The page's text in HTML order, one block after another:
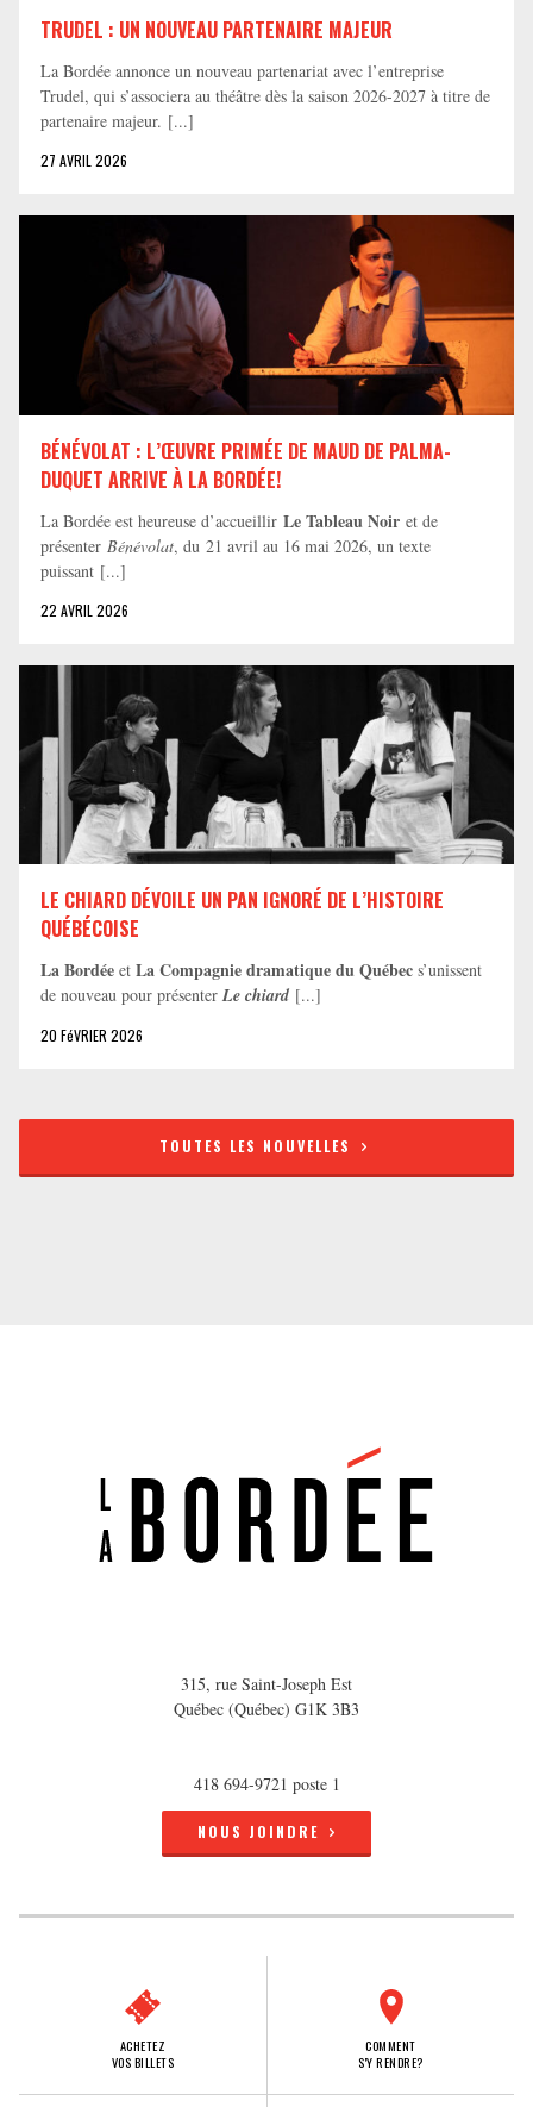
TRUDEL : UN NOUVEAU PARTENAIRE MAJEUR
La Bordée annonce un nouveau partenariat avec l’entreprise
Trudel, qui s’associera au théâtre dès la saison 2026-2027 à titre de
partenaire majeur. [...]
27 AVRIL 2026
BÉNÉVOLAT : L’ŒUVRE PRIMÉE DE MAUD DE PALMA-
DUQUET ARRIVE À LA BORDÉE!
La Bordée est heureuse d’accueillir Le Tableau Noir et de
présenter Bénévolat, du 21 avril au 16 mai 2026, un texte
puissant [...]
22 AVRIL 2026
LE CHIARD DÉVOILE UN PAN IGNORÉ DE L’HISTOIRE
QUÉBÉCOISE
La Bordée et La Compagnie dramatique du Québec s’unissent
de nouveau pour présenter Le chiard [...]
20 FéVRIER 2026
TOUTES LES NOUVELLES
315, rue Saint-Joseph Est
Québec (Québec) G1K 3B3
418 694-9721 poste 1
NOUS JOINDRE
ACHETEZ
VOS BILLETS
COMMENT
S'Y RENDRE?